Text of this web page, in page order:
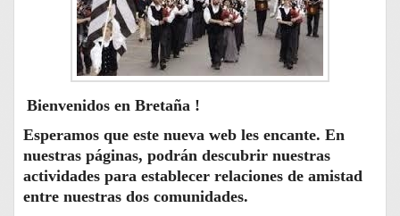
Bienvenidos en Bretaña !
Esperamos que este nueva web les encante. En
nuestras páginas, podrán descubrir nuestras
actividades para establecer relaciones de amistad
entre nuestras dos comunidades.